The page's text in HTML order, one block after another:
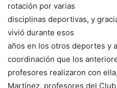
rotación por varias
disciplinas deportivas, y
vivió durante esos
años en los otros deportes y
coordinación que los
profesores realizaron con
Martínez, profesores del Club